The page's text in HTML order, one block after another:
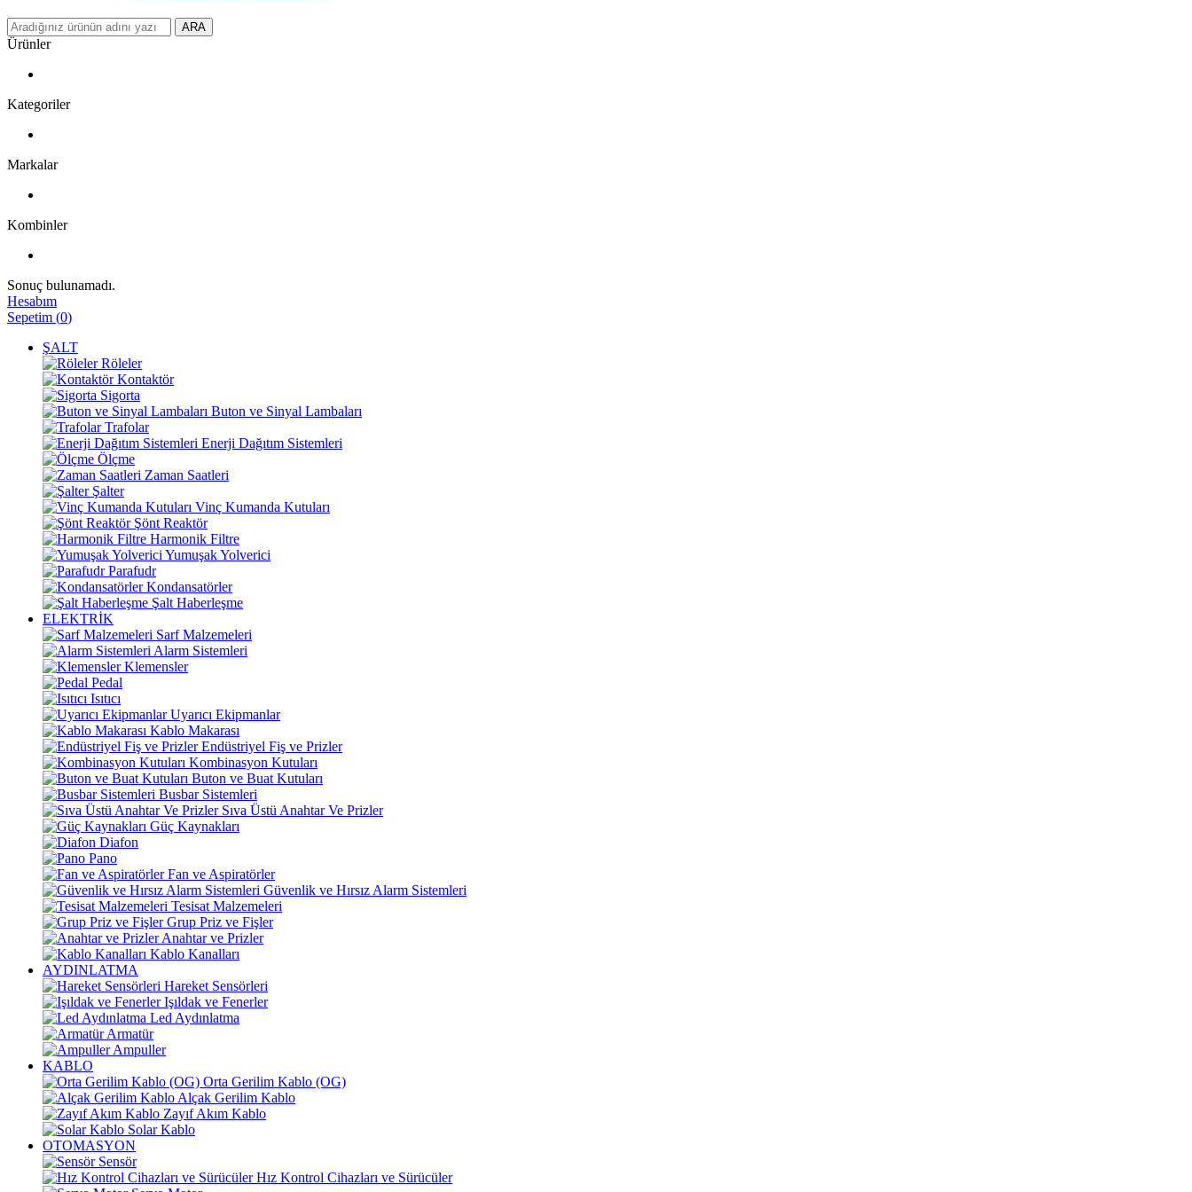
ARA
Ürünler
Kategoriler
Markalar
Kombinler
Sonuç bulunamadı.
Hesabım
Sepetim (0)
ŞALT
Röleler
Kontaktör
Sigorta
Buton ve Sinyal Lambaları
Trafolar
Enerji Dağıtım Sistemleri
Ölçme
Zaman Saatleri
Şalter
Vinç Kumanda Kutuları
Şönt Reaktör
Harmonik Filtre
Yumuşak Yolverici
Parafudr
Kondansatörler
Şalt Haberleşme
ELEKTRİK
Sarf Malzemeleri
Alarm Sistemleri
Klemensler
Pedal
Isıtıcı
Uyarıcı Ekipmanlar
Kablo Makarası
Endüstriyel Fiş ve Prizler
Kombinasyon Kutuları
Buton ve Buat Kutuları
Busbar Sistemleri
Sıva Üstü Anahtar Ve Prizler
Güç Kaynakları
Diafon
Pano
Fan ve Aspiratörler
Güvenlik ve Hırsız Alarm Sistemleri
Tesisat Malzemeleri
Grup Priz ve Fişler
Anahtar ve Prizler
Kablo Kanalları
AYDINLATMA
Hareket Sensörleri
Işıldak ve Fenerler
Led Aydınlatma
Armatür
Ampuller
KABLO
Orta Gerilim Kablo (OG)
Alçak Gerilim Kablo
Zayıf Akım Kablo
Solar Kablo
OTOMASYON
Sensör
Hız Kontrol Cihazları ve Sürücüler